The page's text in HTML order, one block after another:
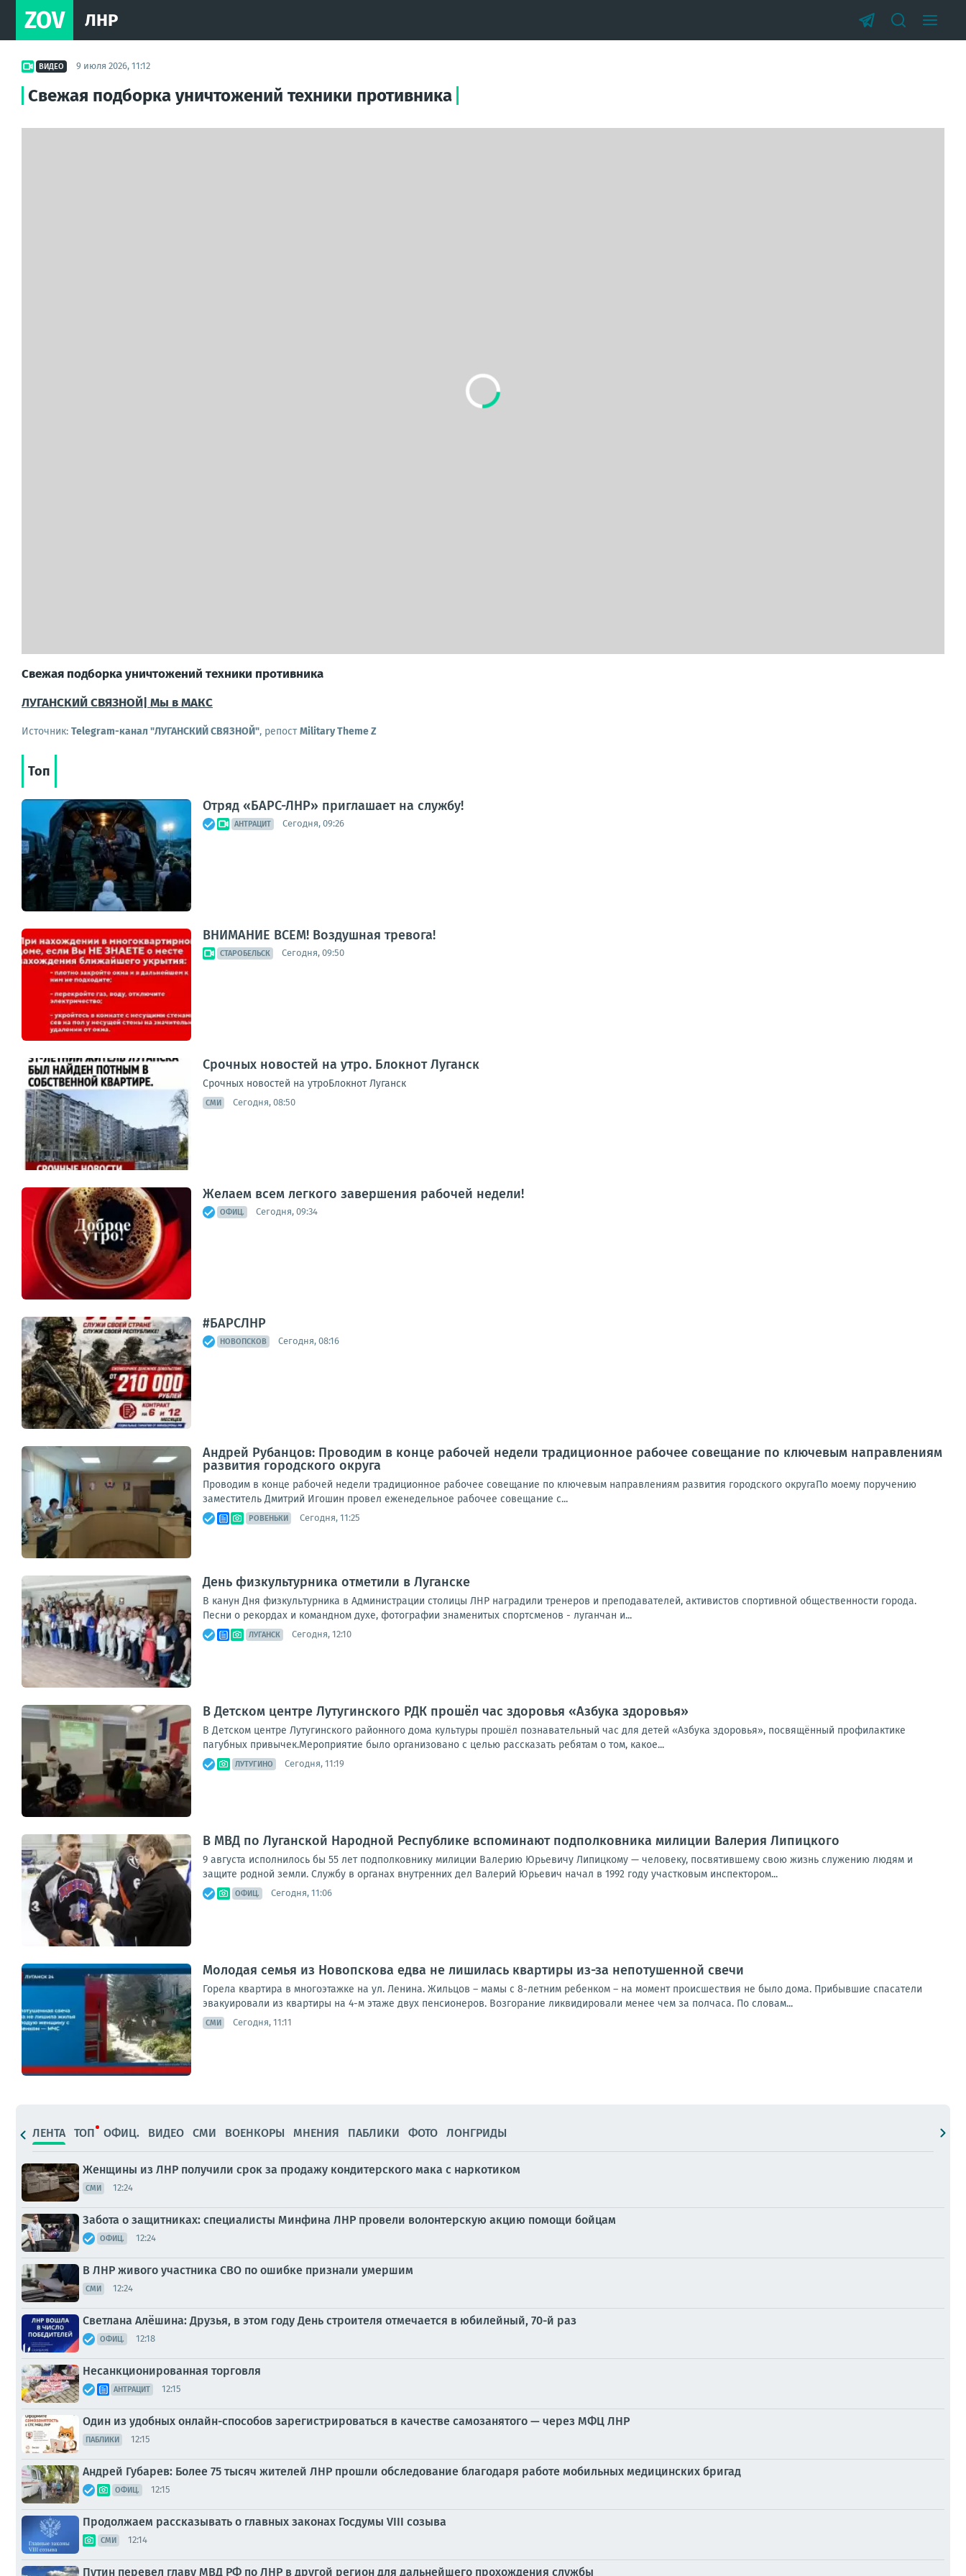
ZOV ЛНР
ВИДЕО 9 июля 2026, 11:12
Свежая подборка уничтожений техники противника
Свежая подборка уничтожений техники противника
ЛУГАНСКИЙ СВЯЗНОЙ Мы в MAКС
Источник: Telegram-канал "ЛУГАНСКИЙ СВЯЗНОЙ", репостMilitary Theme Z
Топ
Отряд «БАРС-ЛНР» приглашает на службу!
АНТРАЦИТ Сегодня, 09:26
ВНИМАНИЕ ВСЕМ! Воздушная тревога!
СТАРОБЕЛЬСК Сегодня, 09:50
Срочных новостей на утро. Блокнот Луганск
Срочных новостей на утроБлокнот Луганск
СМИ Сегодня, 08:50
Желаем всем легкого завершения рабочей недели!
ОФИЦ. Сегодня, 09:34
#БАРСЛНР
НОВОПСКОВ Сегодня, 08:16
Андрей Рубанцов: Проводим в конце рабочей недели традиционное рабочее совещание по ключевым направлениям
развития городского округа
Проводим в конце рабочей недели традиционное рабочее совещание по ключевым направлениям развития городского округаПо моему поручению
заместитель Дмитрий Игошин провел еженедельное рабочее совещание с...
РОВЕНЬКИ Сегодня, 11:25
День физкультурника отметили в Луганске
В канун Дня физкультурника в Администрации столицы ЛНР наградили тренеров и преподавателей, активистов спортивной общественности города.
Песни о рекордах и командном духе, фотографии знаменитых спортсменов - луганчан и...
ЛУГАНСК Сегодня, 12:10
В Детском центре Лутугинского РДК прошёл час здоровья «Азбука здоровья»
В Детском центре Лутугинского районного дома культуры прошёл познавательный час для детей «Азбука здоровья», посвящённый профилактике
пагубных привычек.Мероприятие было организовано с целью рассказать ребятам о том, какое...
ЛУТУГИНО Сегодня, 11:19
В МВД по Луганской Народной Республике вспоминают подполковника милиции Валерия Липицкого
9 августа исполнилось бы 55 лет подполковнику милиции Валерию Юрьевичу Липицкому — человеку, посвятившему свою жизнь служению людям и
защите родной земли. Службу в органах внутренних дел Валерий Юрьевич начал в 1992 году участковым инспектором...
ОФИЦ. Сегодня, 11:06
Молодая семья из Новопскова едва не лишилась квартиры из-за непотушенной свечи
Горела квартира в многоэтажке на ул. Ленина. Жильцов – мамы с 8-летним ребенком – на момент происшествия не было дома. Прибывшие спасатели
эвакуировали из квартиры на 4-м этаже двух пенсионеров. Возгорание ликвидировали менее чем за полчаса. По словам...
СМИ Сегодня, 11:11
ЛЕНТА ТОП ОФИЦ. ВИДЕО СМИ ВОЕНКОРЫ МНЕНИЯ ПАБЛИКИ ФОТО ЛОНГРИДЫ
Женщины из ЛНР получили срок за продажу кондитерского мака с наркотиком
СМИ 12:24
Забота о защитниках: специалисты Минфина ЛНР провели волонтерскую акцию помощи бойцам
ОФИЦ. 12:24
В ЛНР живого участника СВО по ошибке признали умершим
СМИ 12:24
Светлана Алёшина: Друзья, в этом году День строителя отмечается в юбилейный, 70-й раз
ОФИЦ. 12:18
Несанкционированная торговля
АНТРАЦИТ 12:15
Один из удобных онлайн-способов зарегистрироваться в качестве самозанятого — через МФЦ ЛНР
ПАБЛИКИ 12:15
Андрей Губарев: Более 75 тысяч жителей ЛНР прошли обследование благодаря работе мобильных медицинских бригад
ОФИЦ. 12:15
Продолжаем рассказывать о главных законах Госдумы VIII созыва
СМИ 12:14
Путин перевел главу МВД РФ по ЛНР в другой регион для дальнейшего прохождения службы